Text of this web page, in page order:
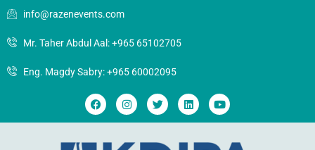
info@razenevents.com
Mr. Taher Abdul Aal: +965 65102705
Eng. Magdy Sabry: +965 60002095